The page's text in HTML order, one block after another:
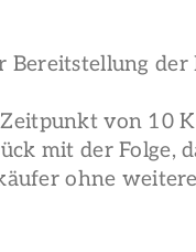
Bereitstellung der
von 10
mit der Folge,
ohne